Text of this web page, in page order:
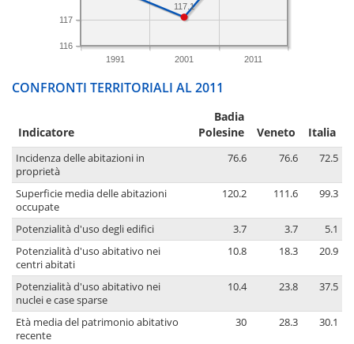
1991 2001 2011
116
117
117.1
CONFRONTI TERRITORIALI AL 2011
Indicatore
Badia
Polesine
Veneto Italia
Incidenza delle abitazioni in
proprietà
76.6 76.6 72.5
Superficie media delle abitazioni
occupate
120.2 111.6 99.3
Potenzialità d'uso degli edifici 3.7 3.7
5.1
Potenzialità d'uso abitativo nei
centri abitati
10.8 18.3 20.9
Potenzialità d'uso abitativo nei
nuclei e case sparse
10.4 23.8 37.5
Età media del patrimonio abitativo
recente
30 28.3 30.1